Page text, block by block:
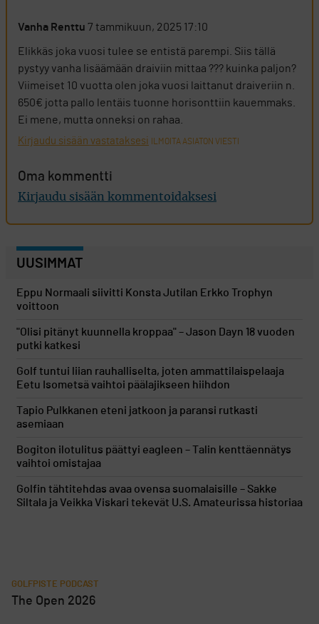
Vanha Renttu 7 tammikuun, 2025 17:10
Elikkäs joka vuosi tulee se entistä parempi. Siis tällä
pystyy vanha lisäämään draiviin mittaa ??? kuinka paljon?
Viimeiset 10 vuotta olen joka vuosi laittanut draiveriin n.
650€ jotta pallo lentäis tuonne horisonttiin kauemmaks.
Ei mene, mutta onneksi on rahaa.
Kirjaudu sisään vastataksesi ILMOITA ASIATON VIESTI
Oma kommentti
Kirjaudu sisään kommentoidaksesi
UUSIMMAT
Eppu Normaali siivitti Konsta Jutilan Erkko Trophyn
voittoon
"Olisi pitänyt kuunnella kroppaa" – Jason Dayn 18 vuoden
putki katkesi
Golf tuntui liian rauhalliselta, joten ammattilaispelaaja
Eetu Isometsä vaihtoi päälajikseen hiihdon
Tapio Pulkkanen eteni jatkoon ja paransi rutkasti
asemiaan
Bogiton ilotulitus päättyi eagleen – Talin kenttäennätys
vaihtoi omistajaa
Golfin tähtitehdas avaa ovensa suomalaisille – Sakke
Siltala ja Veikka Viskari tekevät U.S. Amateurissa historiaa
GOLFPISTE PODCAST
The Open 2026